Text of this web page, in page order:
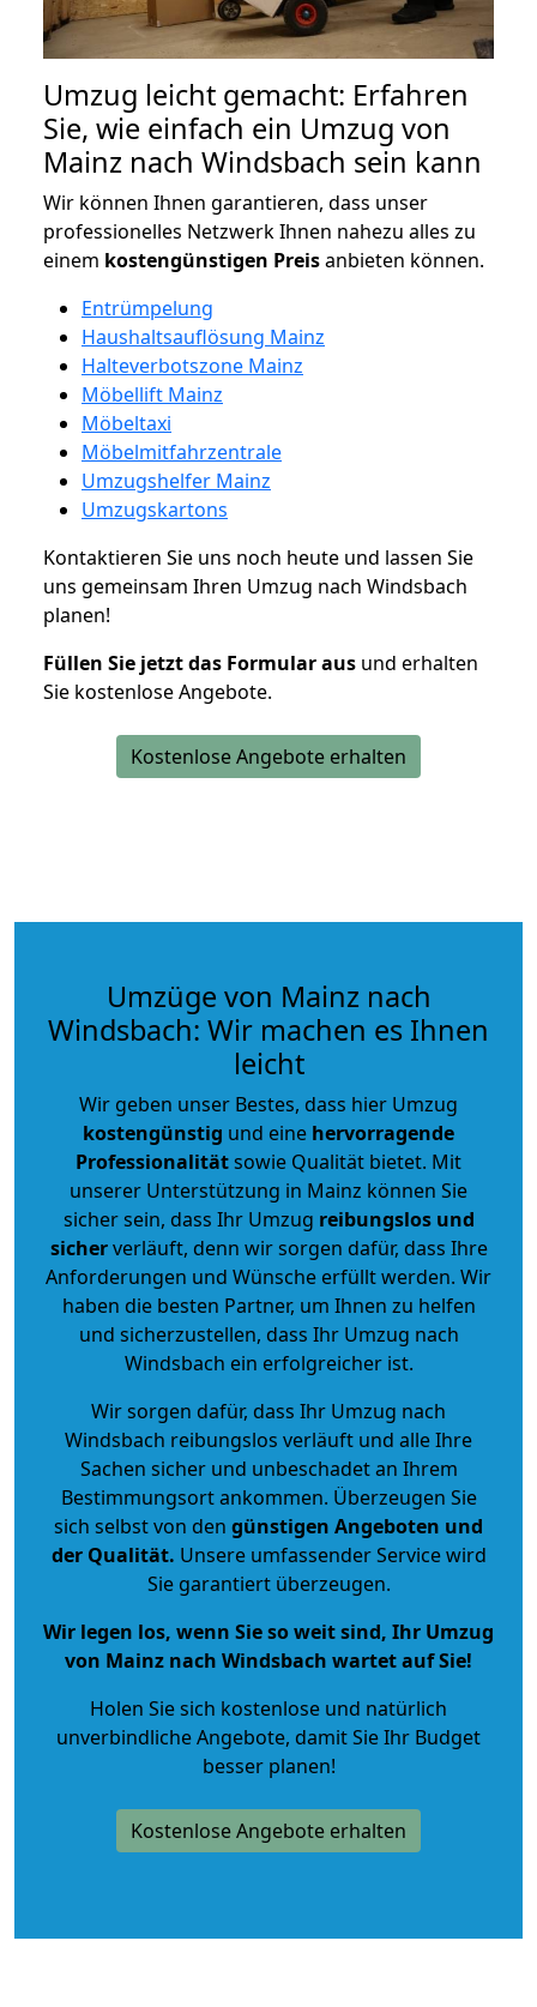
Umzug leicht gemacht: Erfahren
Sie, wie einfach ein Umzug von
Mainz nach Windsbach sein kann
Wir können Ihnen garantieren, dass unser
professionelles Netzwerk Ihnen nahezu alles zu
einem kostengünstigen Preisanbieten können.
Entrümpelung
Haushaltsauflösung Mainz
Halteverbotszone Mainz
Möbellift Mainz
Möbeltaxi
Möbelmitfahrzentrale
Umzugshelfer Mainz
Umzugskartons
Kontaktieren Sie uns noch heute und lassen Sie
uns gemeinsam Ihren Umzug nach Windsbach
planen!
Füllen Sie jetzt das Formular aus und erhalten
Sie kostenlose Angebote.
Kostenlose Angebote erhalten
Umzüge von Mainz nach
Windsbach: Wir machen es Ihnen
leicht
Wir geben unser Bestes, dass hier Umzug
kostengünstig und eine hervorragende
Professionalitätsowie Qualität bietet. Mit
unserer Unterstützung in Mainz können Sie
sicher sein, dass Ihr Umzug reibungslos und
sicherverläuft, denn wir sorgen dafür, dass Ihre
Anforderungen und Wünsche erfüllt werden. Wir
haben die besten Partner, um Ihnen zu helfen
und sicherzustellen, dass Ihr Umzug nach
Windsbach ein erfolgreicher ist.
Wir sorgen dafür, dass Ihr Umzug nach
Windsbach reibungslos verläuft und alle Ihre
Sachen sicher und unbeschadet an Ihrem
Bestimmungsort ankommen. Überzeugen Sie
sich selbst von den günstigen Angeboten und
der Qualität. Unsere umfassender Service wird
Sie garantiert überzeugen.
Wir legen los, wenn Sie so weit sind, Ihr Umzug
von Mainz nach Windsbach wartet auf Sie!
Holen Sie sich kostenlose und natürlich
unverbindliche Angebote, damit Sie Ihr Budget
besser planen!
Kostenlose Angebote erhalten